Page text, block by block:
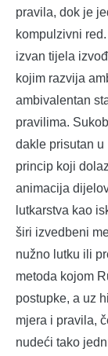
pravila, dok je
kompulzivni
izvan tijela
kojim razvija
ambivalentan
pravilima.
dakle prisutan
princip koji
animacija
lutkarstva kao
širi izvedbeni
nužno lutku ili
metoda kojom
postupke, a uz
mjera i pravila,
nudeći tako